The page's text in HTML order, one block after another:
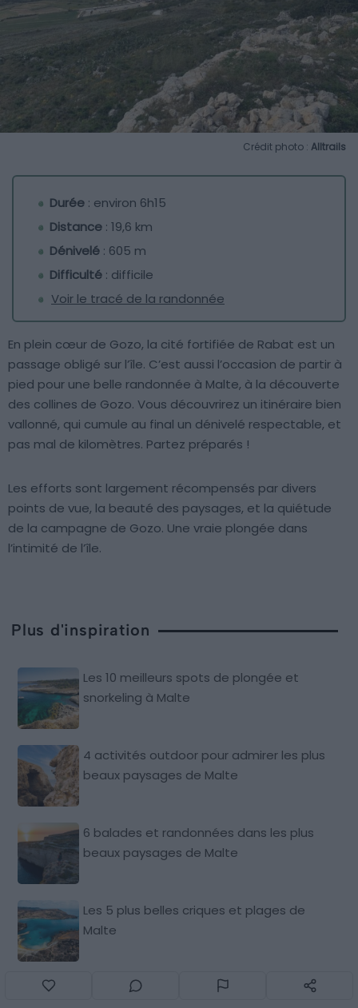
Crédit photo : Alltrails
Durée : environ 6h15
Distance : 19,6 km
Dénivelé : 605 m
Difficulté : difficile
Voir le tracé de la randonnée
En plein cœur de Gozo, la cité fortifiée de Rabat est un
passage obligé sur l’île. C’est aussi l’occasion de partir à
pied pour une belle randonnée à Malte, à la découverte
des collines de Gozo. Vous découvrirez un itinéraire bien
vallonné, qui cumule au final un dénivelé respectable, et
pas mal de kilomètres. Partez préparés !
Les efforts sont largement récompensés par divers
points de vue, la beauté des paysages, et la quiétude
de la campagne de Gozo. Une vraie plongée dans
l’intimité de l’île.
Plus d'inspiration
Les 10 meilleurs spots de plongée et
snorkeling à Malte
4 activités outdoor pour admirer les plus
beaux paysages de Malte
6 balades et randonnées dans les plus
beaux paysages de Malte
Les 5 plus belles criques et plages de
Malte
Les 12 meilleurs hôtels à Malte